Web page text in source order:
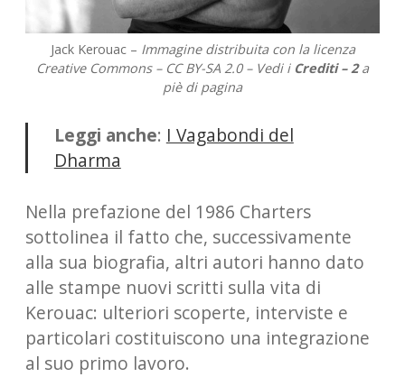
Jack Kerouac – Immagine distribuita con la licenza
Creative Commons – CC BY-SA 2.0 – Vedi i Crediti – 2a
piè di pagina
Leggi anche: I Vagabondi del
Dharma
Nella prefazione del 1986 Charters
sottolinea il fatto che, successivamente
alla sua biografia, altri autori hanno dato
alle stampe nuovi scritti sulla vita di
Kerouac: ulteriori scoperte, interviste e
particolari costituiscono una integrazione
al suo primo lavoro.